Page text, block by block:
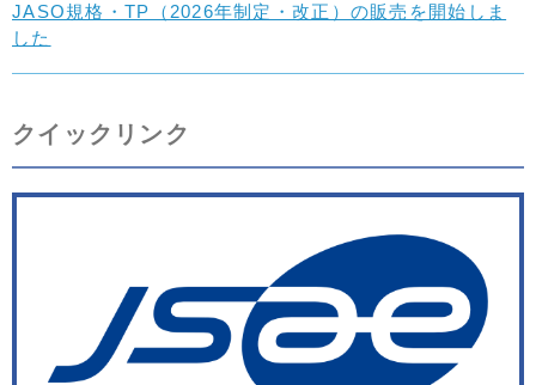
JASO規格・TP（2026年制定・改正）の販売を開始しま
した
クイックリンク